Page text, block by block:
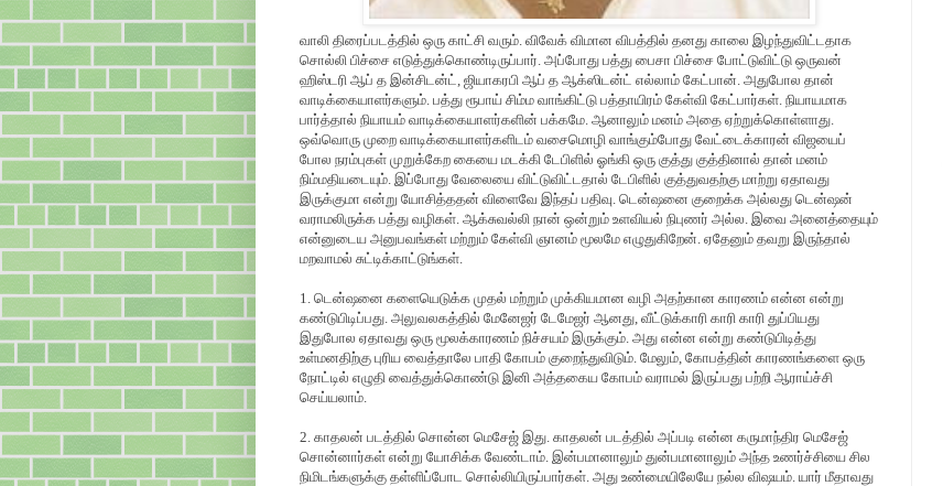
வாலி திரைப்படத்தில் ஒரு காட்சி வரும். விவேக் விமான விபத்தில் தனது காலை இழந்துவிட்டதாக
சொல்லி பிச்சை எடுத்துக்கொண்டிருப்பார். அப்போது பத்து பைசா பிச்சை போட்டுவிட்டு ஒருவன்
ஹிஸ்டரி ஆப் த இன்சிடன்ட், ஜியாகரபி ஆப் த ஆக்ஸிடன்ட் எல்லாம் கேட்பான். அதுபோல தான்
வாடிக்கையாளர்களும். பத்து ரூபாய் சிம்ம வாங்கிட்டு பத்தாயிரம் கேள்வி கேட்பார்கள். நியாயமாக
பார்த்தால் நியாயம் வாடிக்கையாளர்களின் பக்கமே. ஆனாலும் மனம் அதை ஏற்றுக்கொள்ளாது.
ஒவ்வொரு முறை வாடிக்கையாளர்களிடம் வசைமொழி வாங்கும்போது வேட்டைக்காரன் விஜயைப்
போல நரம்புகள் முறுக்கேற கையை மடக்கி டேபிளில் ஓங்கி ஒரு குத்து குத்தினால் தான் மனம்
நிம்மதியடையும். இப்போது வேலையை விட்டுவிட்டதால் டேபிளில் குத்துவதற்கு மாற்று ஏதாவது
இருக்குமா என்று யோசித்ததன் விளைவே இந்தப் பதிவு. டென்ஷனை குறைக்க அல்லது டென்ஷன்
வராமலிருக்க பத்து வழிகள். ஆக்சுவல்லி நான் ஒன்றும் உளவியல் நிபுணர் அல்ல. இவை அனைத்தையும்
என்னுடைய அனுபவங்கள் மற்றும் கேள்வி ஞானம் மூலமே எழுதுகிறேன். ஏதேனும் தவறு இருந்தால்
மறவாமல் சுட்டிக்காட்டுங்கள்.
1. டென்ஷனை களையெடுக்க முதல் மற்றும் முக்கியமான வழி அதற்கான காரணம் என்ன என்று
கண்டுபிடிப்பது. அலுவலகத்தில் மேனேஜர் டேமேஜர் ஆனது, வீட்டுக்காரி காரி காரி துப்பியது
இதுபோல ஏதாவது ஒரு மூலக்காரணம் நிச்சயம் இருக்கும். அது என்ன என்று கண்டுபிடித்து
உள்மனதிற்கு புரிய வைத்தாலே பாதி கோபம் குறைந்துவிடும். மேலும், கோபத்தின் காரணங்களை ஒரு
நோட்டில் எழுதி வைத்துக்கொண்டு இனி அத்தகைய கோபம் வராமல் இருப்பது பற்றி ஆராய்ச்சி
செய்யலாம்.
2. காதலன் படத்தில் சொன்ன மெசேஜ் இது. காதலன் படத்தில் அப்படி என்ன கருமாந்திர மெசேஜ்
சொன்னார்கள் என்று யோசிக்க வேண்டாம். இன்பமானாலும் துன்பமானாலும் அந்த உணர்ச்சியை சில
நிமிடங்களுக்கு தள்ளிப்போட சொல்லியிருப்பார்கள். அது உண்மையிலேயே நல்ல விஷயம். யார் மீதாவது